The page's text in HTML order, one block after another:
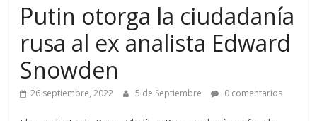
Putin otorga la ciudadanía
rusa al ex analista Edward
Snowden
26 septiembre, 2022 5 de Septiembre 0 comentarios